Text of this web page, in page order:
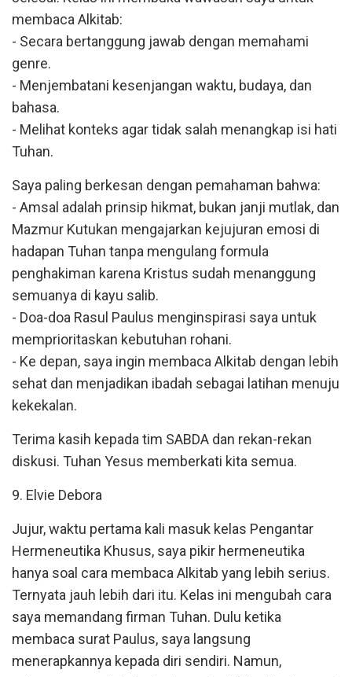
membaca Alkitab:
- Secara bertanggung jawab dengan memahami
genre.
- Menjembatani kesenjangan waktu, budaya, dan
bahasa.
- Melihat konteks agar tidak salah menangkap isi hati
Tuhan.
Saya paling berkesan dengan pemahaman bahwa:
- Amsal adalah prinsip hikmat, bukan janji mutlak, dan
Mazmur Kutukan mengajarkan kejujuran emosi di
hadapan Tuhan tanpa mengulang formula
penghakiman karena Kristus sudah menanggung
semuanya di kayu salib.
- Doa-doa Rasul Paulus menginspirasi saya untuk
memprioritaskan kebutuhan rohani.
- Ke depan, saya ingin membaca Alkitab dengan lebih
sehat dan menjadikan ibadah sebagai latihan menuju
kekekalan.
Terima kasih kepada tim SABDA dan rekan-rekan
diskusi. Tuhan Yesus memberkati kita semua.
9. Elvie Debora
Jujur, waktu pertama kali masuk kelas Pengantar
Hermeneutika Khusus, saya pikir hermeneutika
hanya soal cara membaca Alkitab yang lebih serius.
Ternyata jauh lebih dari itu. Kelas ini mengubah cara
saya memandang firman Tuhan. Dulu ketika
membaca surat Paulus, saya langsung
menerapkannya kepada diri sendiri. Namun,